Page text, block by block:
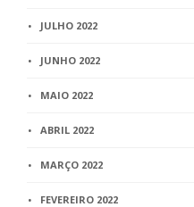
JULHO 2022
JUNHO 2022
MAIO 2022
ABRIL 2022
MARÇO 2022
FEVEREIRO 2022